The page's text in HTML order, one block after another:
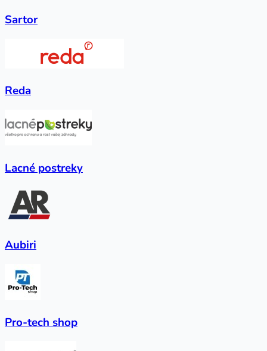
Sartor
Reda
Lacné postreky
Aubiri
Pro-tech shop